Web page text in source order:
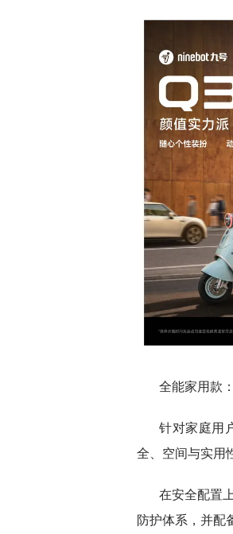
全能家用款
针对家庭用
全、空间与实用
在安全配置
防护体系，并配